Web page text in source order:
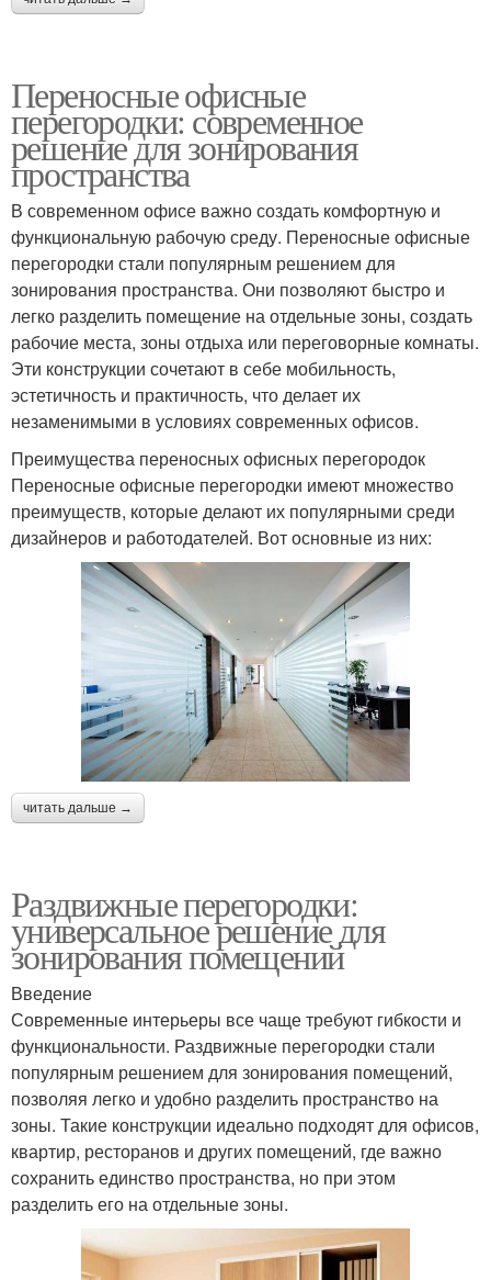
Переносные офисные
перегородки: современное
решение для зонирования
пространства
В современном офисе важно создать комфортную и
функциональную рабочую среду. Переносные офисные
перегородки стали популярным решением для
зонирования пространства. Они позволяют быстро и
легко разделить помещение на отдельные зоны, создать
рабочие места, зоны отдыха или переговорные комнаты.
Эти конструкции сочетают в себе мобильность,
эстетичность и практичность, что делает их
незаменимыми в условиях современных офисов.
Преимущества переносных офисных перегородок
Переносные офисные перегородки имеют множество
преимуществ, которые делают их популярными среди
дизайнеров и работодателей. Вот основные из них:
читать дальше →
Раздвижные перегородки:
универсальное решение для
зонирования помещений
Введение
Современные интерьеры все чаще требуют гибкости и
функциональности. Раздвижные перегородки стали
популярным решением для зонирования помещений,
позволяя легко и удобно разделить пространство на
зоны. Такие конструкции идеально подходят для офисов,
квартир, ресторанов и других помещений, где важно
сохранить единство пространства, но при этом
разделить его на отдельные зоны.